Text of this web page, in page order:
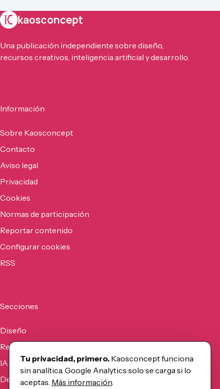
kaosconcept
Una publicación independiente sobre diseño,
recursos creativos, inteligencia artificial y desarrollo.
Información
Sobre Kaosconcept
Contacto
Aviso legal
Privacidad
Cookies
Normas de participación
Reportar contenido
Configurar cookies
RSS
Secciones
Diseño
Recursos
IA
Desarrollo
Tu privacidad, primero. Kaosconcept funciona
sin analítica. Google Analytics solo se carga si lo
aceptas. Más información.